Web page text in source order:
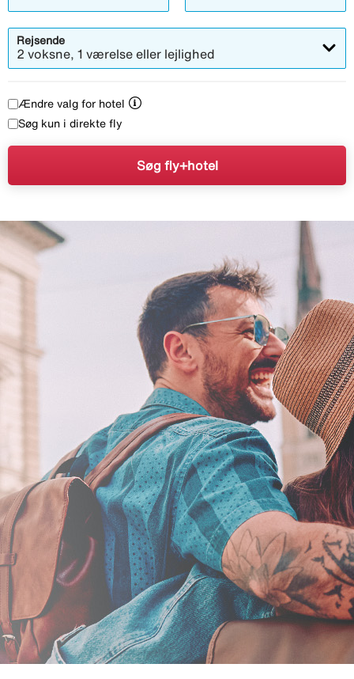
Rejsende
2 voksne, 1 værelse eller lejlighed
Ændre valg for hotel
Søg kun i direkte fly
Søg fly+hotel